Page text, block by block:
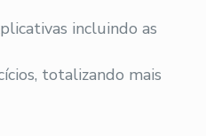
incluindo as
totalizando mais